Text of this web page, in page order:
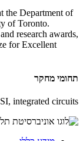
the Department of
of Toronto.
research awards,
for Excellent
תחומי מחקר
integrated circuits